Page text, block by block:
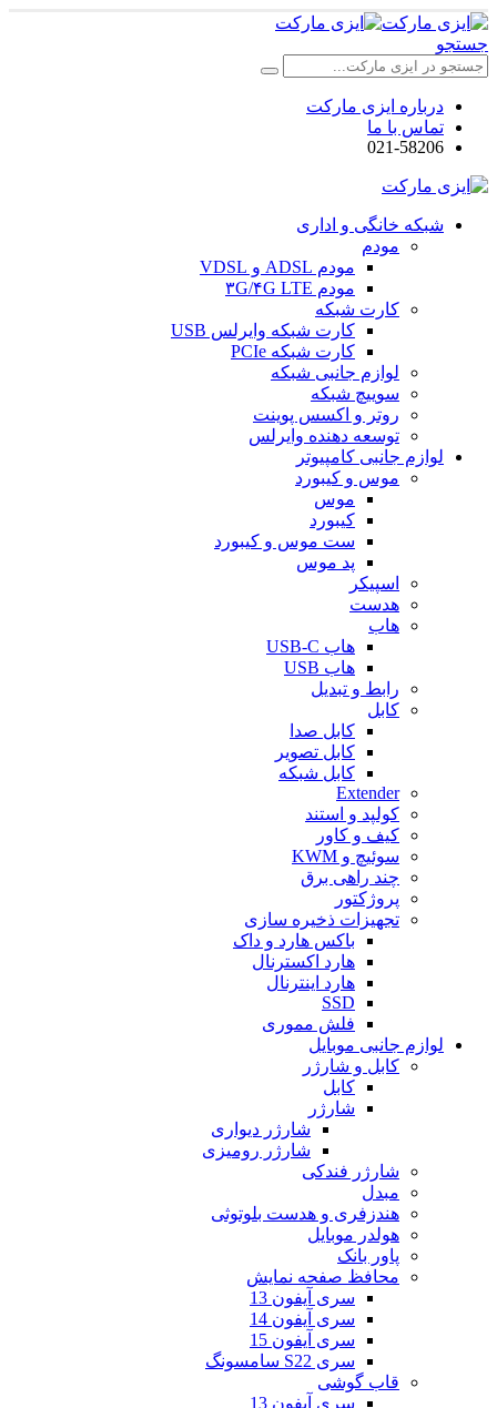
جستجو
درباره ایزی مارکت
تماس با ما
021-58206
شبکه خانگی و اداری
مودم
مودم ADSL و VDSL
مودم ۳G/۴G LTE
کارت شبکه
کارت شبکه وایرلس USB
کارت شبکه PCIe
لوازم جانبی شبکه
سوییچ شبکه
روتر و اکسس پوینت
توسعه دهنده وایرلس
لوازم جانبی کامپیوتر
موس و کیبورد
موس
کیبورد
ست موس و کیبورد
پد موس
اسپیکر
هدست
هاب
هاب USB-C
هاب USB
رابط و تبدیل
کابل
کابل صدا
کابل تصویر
کابل شبکه
Extender
کولپد و استند
کیف و کاور
سوئیچ و KWM
چند راهی برق
پروژکتور
تجهیزات ذخیره سازی
باکس هارد و داک
هارد اکسترنال
هارد اینترنال
SSD
فلش مموری
لوازم جانبی موبایل
کابل و شارژر
کابل
شارژر
شارژر دیواری
شارژر رومیزی
شارژر فندکی
مبدل
هندزفری و هدست بلوتوثی
هولدر موبایل
پاور بانک
محافظ صفحه نمایش
سری آیفون 13
سری آیفون 14
سری آیفون 15
سری S22 سامسونگ
قاب گوشی
سری آیفون 13